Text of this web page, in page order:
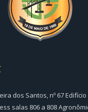
dos Santos, nº 67 Edifício
salas 806 a 808